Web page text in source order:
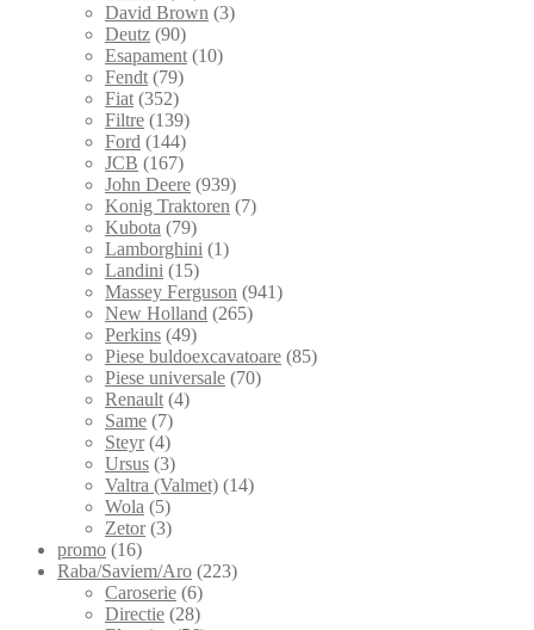
David Brown (3)
Deutz (90)
Esapament (10)
Fendt (79)
Fiat (352)
Filtre (139)
Ford (144)
JCB (167)
John Deere (939)
Konig Traktoren (7)
Kubota (79)
Lamborghini (1)
Landini (15)
Massey Ferguson (941)
New Holland (265)
Perkins (49)
Piese buldoexcavatoare (85)
Piese universale (70)
Renault (4)
Same (7)
Steyr (4)
Ursus (3)
Valtra (Valmet) (14)
Wola (5)
Zetor (3)
promo (16)
Raba/Saviem/Aro (223)
Caroserie (6)
Directie (28)